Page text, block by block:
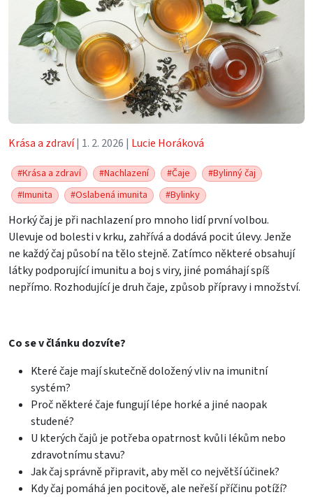
Krása a zdraví| 1. 2. 2026 | Lucie Horáková
#Krása a zdraví #Nachlazení #Čaje
#Bylinný čaj
#Imunita
#Oslabená imunita #Bylinky
Horký čaj je při nachlazení pro mnoho lidí první volbou.
Ulevuje od bolesti v krku, zahřívá a dodává pocit úlevy. Jenže
ne každý čaj působí na tělo stejně. Zatímco některé obsahují
látky podporující imunitu a boj s viry, jiné pomáhají spíš
nepřímo. Rozhodující je druh čaje, způsob přípravy i množství.
Co se v článku dozvíte?
Které čaje mají skutečně doložený vliv na imunitní
systém?
Proč některé čaje fungují lépe horké a jiné naopak
studené?
U kterých čajů je potřeba opatrnost kvůli lékům nebo
zdravotnímu stavu?
Jak čaj správně připravit, aby měl co největší účinek?
Kdy čaj pomáhá jen pocitově, ale neřeší příčinu potíží?